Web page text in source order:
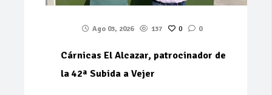
Ago 03, 2026 137 0 0
Cárnicas El Alcazar, patrocinador de
la 42ª Subida a Vejer